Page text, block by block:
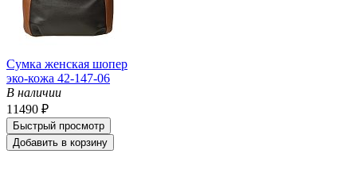
Сумка женская шопер
эко-кожа 42-147-06
В наличии
11490 ₽
Быстрый просмотр
Добавить в корзину